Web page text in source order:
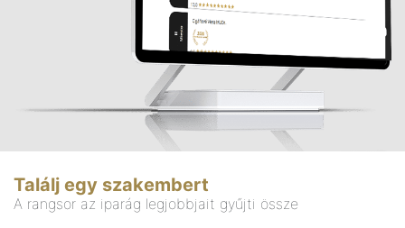
Találj egy szakembert
A rangsor az iparág legjobbjait gyűjti össze